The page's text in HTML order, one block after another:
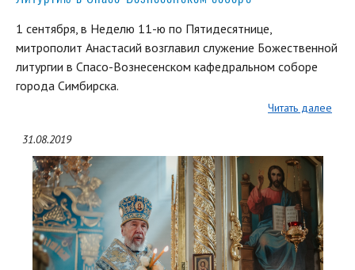
1 сентября, в Неделю 11-ю по Пятидесятнице,
митрополит Анастасий возглавил служение Божественной
литургии в Спасо-Вознесенском кафедральном соборе
города Симбирска.
Читать далее
31.08.2019